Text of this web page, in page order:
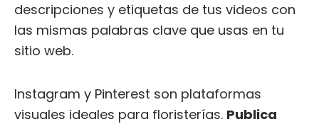
descripciones y etiquetas de tus videos con
las mismas palabras clave que usas en tu
sitio web.
Instagram y Pinterest son plataformas
visuales ideales para floristerías. Publica